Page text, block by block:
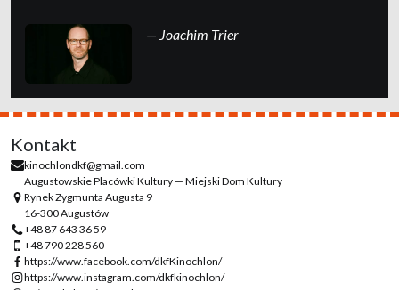
— Joachim Trier
Kontakt
kinochlondkf@gmail.com
Augustowskie Placówki Kultury — Miejski Dom Kultury
Rynek Zygmunta Augusta 9
16-300 Augustów
+48 87 643 36 59
+48 790 228 560
https://www.facebook.com/dkfKinochlon/
https://www.instagram.com/dkfkinochlon/